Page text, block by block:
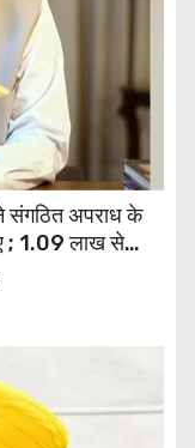
संगठित अपराध के
; 1.09 लाख से
गिरफ़्तार किए